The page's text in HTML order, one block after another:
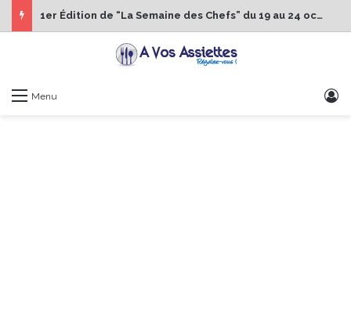
1er Édition de “La Semaine des Chefs” du 19 au 24 octobre 2026
Menu